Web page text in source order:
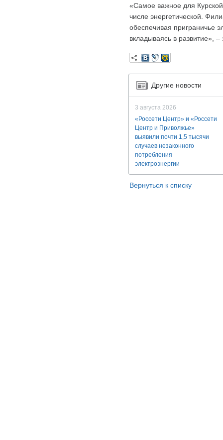
«Самое важное для Курской
числе энергетической.
обеспечивая приграничье
вкладываясь в развитие»,
Другие новости
3 августа 2026
«Россети Центр» и «Россети
Центр и Приволжье»
выявили почти 1,5 тысячи
случаев незаконного
потребления
электроэнергии
Вернуться к списку